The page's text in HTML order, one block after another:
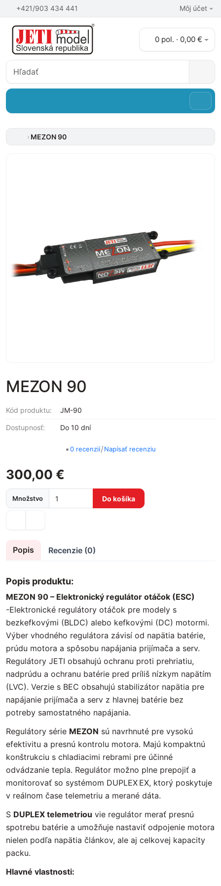
+421/903 434 441 Môj účet
0 pol. · 0,00 €
MEZON 90
MEZON 90
Kód produktu: JM-90
Dostupnosť: Do 10 dní
•0 recenzií/Napísať recenziu
300,00 €
Množstvo Do košíka
Popis Recenzie (0)
Popis produktu:
MEZON 90 – Elektronický regulátor otáčok (ESC)
-Elektronické regulátory otáčok pre modely s
bezkefkovými (BLDC) alebo kefkovými (DC) motormi.
Výber vhodného regulátora závisí od napätia batérie,
prúdu motora a spôsobu napájania prijímača a serv.
Regulátory JETI obsahujú ochranu proti prehriatiu,
nadprúdu a ochranu batérie pred príliš nízkym napätím
(LVC). Verzie s BEC obsahujú stabilizátor napätia pre
napájanie prijímača a serv z hlavnej batérie bez
potreby samostatného napájania.
Regulátory série MEZON sú navrhnuté pre vysokú
efektivitu a presnú kontrolu motora. Majú kompaktnú
konštrukciu s chladiacimi rebrami pre účinné
odvádzanie tepla. Regulátor možno plne prepojiť a
monitorovať so systémom DUPLEX EX, ktorý poskytuje
v reálnom čase telemetriu a merané dáta.
S DUPLEX telemetriou vie regulátor merať presnú
spotrebu batérie a umožňuje nastaviť odpojenie motora
nielen podľa napätia článkov, ale aj celkovej kapacity
packu.
Hlavné vlastnosti: